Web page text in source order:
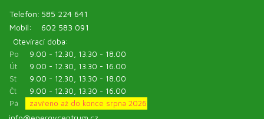
Telefon: 585 224 641
Mobil:
602 583 091
Otevírací doba:
Po
9.00 - 12.30, 13.30 - 18.00
Út
9.00 - 12.30, 13.30 - 16.00
St
9.00 - 12.30, 13.30 - 18.00
Čt
9.00 - 12.30, 13.30 - 16.00
Pá
zavřeno až do konce srpna 2026